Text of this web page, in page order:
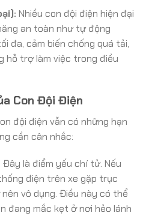
Nhiều con đội điện hiện đại
an toàn như tự động
đa, cảm biến chống quá tải,
hỗ trợ làm việc trong điều
Con Đội Điện
đội điện vẫn có những hạn
cần cân nhắc:
Đây là điểm yếu chí tử. Nếu
điện trên xe gặp trục
vô dụng. Điều này có thể
đang mắc kẹt ở nơi hẻo lánh